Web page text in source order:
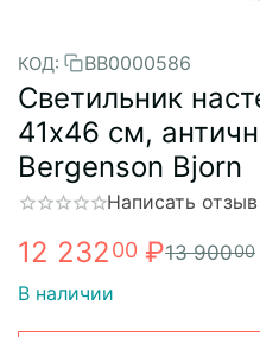
КОД: BB0000586
Светильник
41х46 см,
Bergenson Bjorn
Написать отзыв
12 23200 ₽13 90000
В наличии